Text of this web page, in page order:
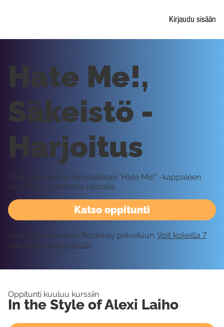
Kirjaudu sisään
Katso oppitunti
Hate Me!,
Säkeistö -
Harjoitus
Tällä oppitunnilla harjoitellaan "Hate Me!" -kappaleen
säkeistön soittamista kitaralla.
Vaatii kirjautumisen Rockway palveluun. Voit kokeilla 7
päivää ilmaiseksi tästä!
Oppitunti kuuluu kurssiin
In the Style of Alexi Laiho